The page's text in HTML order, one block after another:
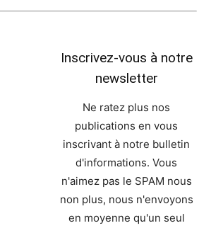
Inscrivez-vous à notre
newsletter
Ne ratez plus nos
publications en vous
inscrivant à notre bulletin
d'informations. Vous
n'aimez pas le SPAM nous
non plus, nous n'envoyons
en moyenne qu'un seul